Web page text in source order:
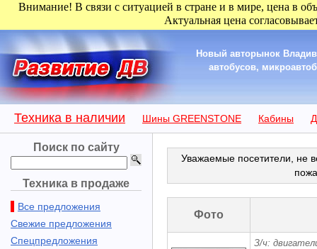
Внимание! В связи с ситуацией в стране и в мире, цена в
Актуальная цена
Новый авторынок
автобусов,
Техника в наличии Шины GREENSTONE Кабины
Поиск по сайту
Техника в продаже
Все предложения
Свежие предложения
Спецпредложения
Уважаемые посетители, не
Фото
З/ч: